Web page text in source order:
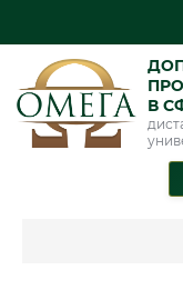
В